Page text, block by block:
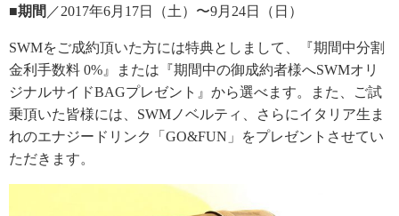
■期間 ／2017年6月17日（土）〜9月24日（日）
SWMをご成約頂いた方には特典としまして、『期間中分割
金利手数料 0%』または『期間中の御成約者様へSWMオリ
ジナルサイドBAGプレゼント』から選べます。また、ご試
乗頂いた皆様には、SWMノベルティ、さらにイタリア生ま
れのエナジードリンク「GO&FUN」をプレゼントさせてい
ただきます。